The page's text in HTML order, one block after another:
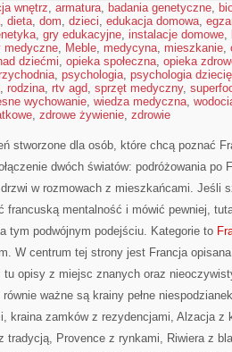
wnętrz, armatura, badania genetyczne,
, dieta, dom, dzieci, edukacja domowa,
, gry edukacyjne, instalacje domowe,
medyczne, Meble, medycyna, mieszkanie,
dziećmi, opieka społeczna, opieka
, psychologia, psychologia
, rodzina, rtv agd, sprzęt medyczny,
wychowanie, wiedza medyczna,
, zdrowe żywienie, zdrowie
stworzone dla osób, które chcą poznać
dwóch światów: podróżowania po
w rozmowach z mieszkańcami. Jeśli
francuską mentalność i mówić pewniej,
tym podwójnym podejściu. Kategorie to
W centrum tej strony jest Francja
tu opisy z miejsc znanych oraz
ważne są krainy pełne
kraina zamków z rezydencjami, Alzacja z
tradycją, Provence z rynkami, Riwiera z